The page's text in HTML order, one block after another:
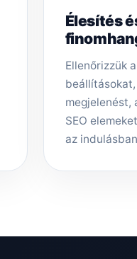
Élesítés
Ellenőrizzük
megjelenést,
SEO
az